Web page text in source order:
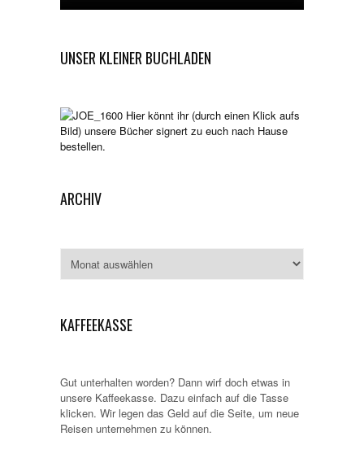
UNSER KLEINER BUCHLADEN
Hier könnt ihr (durch einen Klick aufs
Bild) unsere Bücher signert zu euch nach Hause
bestellen.
ARCHIV
KAFFEEKASSE
Gut unterhalten worden? Dann wirf doch etwas in
unsere Kaffeekasse. Dazu einfach auf die Tasse
klicken. Wir legen das Geld auf die Seite, um neue
Reisen unternehmen zu können.